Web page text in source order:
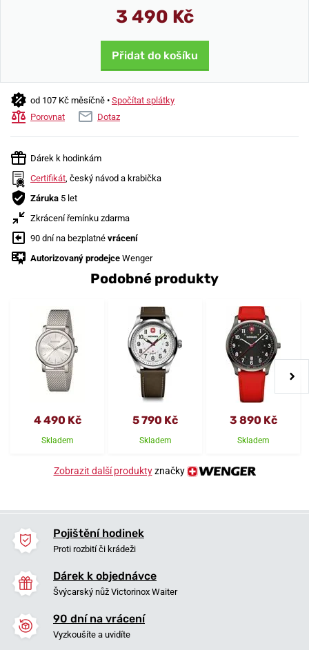
3 490 Kč
Přidat do košíku
od 107 Kč měsíčně • Spočítat splátky
Porovnat
Dotaz
Dárek k hodinkám
Certifikát, český návod a krabička
Záruka 5 let
Zkrácení řemínku zdarma
90 dní na bezplatné vrácení
Autorizovaný prodejce Wenger
Podobné produkty
4 490 Kč
Skladem
5 790 Kč
Skladem
3 890 Kč
Skladem
Zobrazit další produktyznačky
Pojištění hodinek
Proti rozbití či krádeži
Dárek k objednávce
Švýcarský nůž Victorinox Waiter
90 dní na vrácení
Vyzkoušíte a uvidíte